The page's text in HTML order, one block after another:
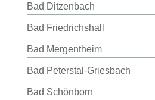
Bad Ditzenbach
Bad Friedrichshall
Bad Mergentheim
Bad Peterstal-Griesbach
Bad Schönborn